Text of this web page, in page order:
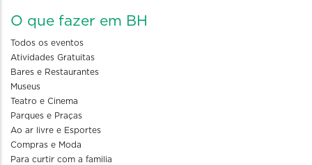
O que fazer em BH
Todos os eventos
Atividades Gratuitas
Bares e Restaurantes
Museus
Teatro e Cinema
Parques e Praças
Ao ar livre e Esportes
Compras e Moda
Para curtir com a familia